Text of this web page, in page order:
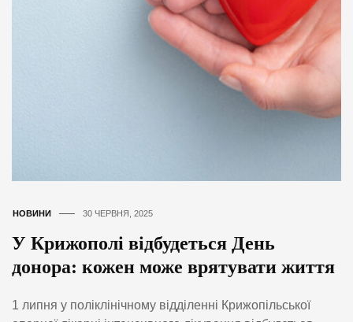
НОВИНИ 30 ЧЕРВНЯ, 2025
У Крижополі відбудеться День
донора: кожен може врятувати життя
1 липня у поліклінічному відділенні Крижопільської